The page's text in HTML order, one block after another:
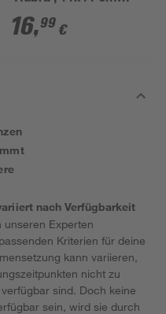
Topf
16,99 €
nach Verfügbarkeit
unseren Experten
Kriterien für deine
kann variieren,
nicht zu
sind. Doch keine
sein, wird sie durch